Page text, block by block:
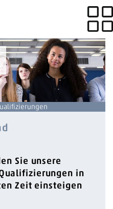
Sie unsere
in
Zeit einsteigen